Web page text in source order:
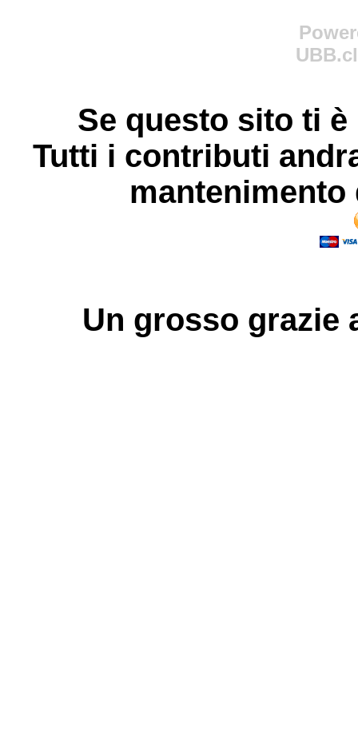
Se questo sito ti
Tutti i contributi
Un grosso grazie